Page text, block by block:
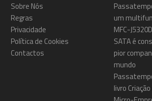
Sobre Nós
Regras
Privacidade
Política de Cookies
Contactos
um
MFC-
SATA é
pior
mundo
livro